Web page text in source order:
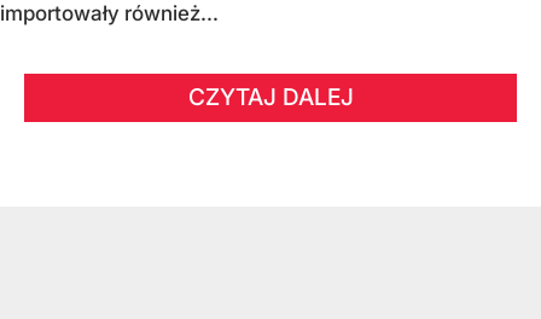
importowały również...
CZYTAJ DALEJ